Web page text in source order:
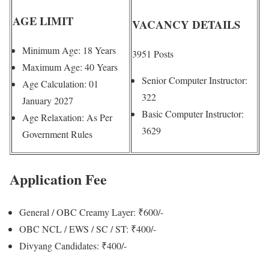
AGE LIMIT
Minimum Age: 18 Years
Maximum Age: 40 Years
Age Calculation: 01
January 2027
Age Relaxation: As Per
Government Rules
VACANCY DETAILS
3951 Posts
Senior Computer Instructor:
322
Basic Computer Instructor:
3629
Application Fee
General / OBC Creamy Layer: ₹600/-
OBC NCL / EWS / SC / ST: ₹400/-
Divyang Candidates: ₹400/-